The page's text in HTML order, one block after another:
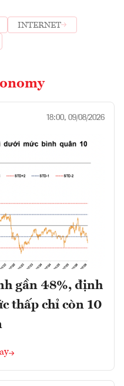
INTERNET
18:00, 09/08/2026
gần 48%, định
thấp chỉ còn 10